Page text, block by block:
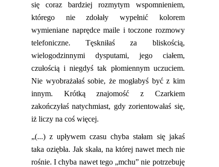
się coraz bardziej rozmytym wspomnieniem,
którego nie zdołały wypełnić kolorem
wymieniane naprędce maile itoczone rozmowy
telefoniczne. Tęskniłaś za bliskością,
wielogodzinnymi dysputami, jego ciałem,
czułością i niegdyś tak płomiennym uczuciem.
Nie wyobrażałaś sobie, że mogłabyś być z kim
innym. Krótką znajomość z Czarkiem
zakończyłaś natychmiast, gdy zorientowałaś się,
iż liczy na coś więcej.
„(...) z upływem czasu chyba stałam się jakaś
taka oziębła. Jak skała, na której nawet mech nie
rośnie. I chyba nawet tego „mchu” nie potrzebuję